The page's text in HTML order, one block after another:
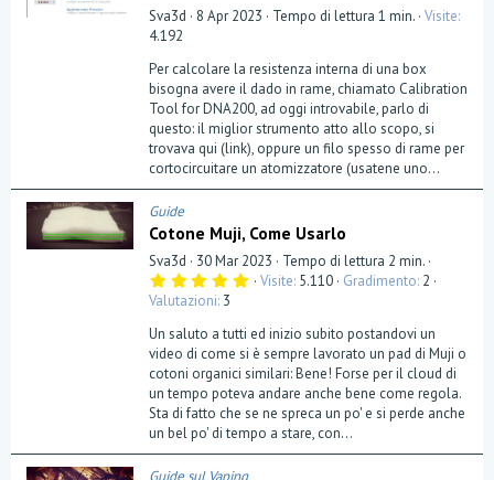
Sva3d 8 Apr 2023 Tempo di lettura 1 min. Visite
4.192
Per calcolare la resistenza interna di una box
bisogna avere il dado in rame, chiamato Calibration
Tool for DNA200, ad oggi introvabile, parlo di
questo: il miglior strumento atto allo scopo, si
trovava qui (link), oppure un filo spesso di rame per
cortocircuitare un atomizzatore (usatene uno...
Guide
Cotone Muji, Come Usarlo
Sva3d 30 Mar 2023
Tempo di lettura 2 min.
5
s
e
l
l
a
(
e
)
Visite 5.110 Gradimento 2
Valutazioni 3
Un saluto a tutti ed inizio subito postandovi un
video di come si è sempre lavorato un pad di Muji o
cotoni organici similari: Bene! Forse per il cloud di
un tempo poteva andare anche bene come regola.
Sta di fatto che se ne spreca un po' e si perde anche
un bel po' di tempo a stare, con...
Guide sul Vaping